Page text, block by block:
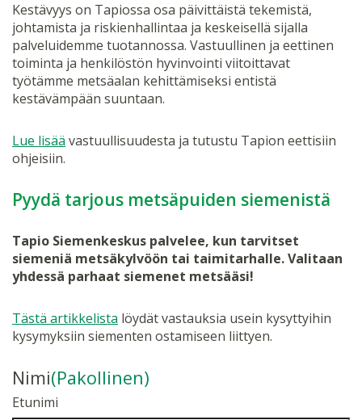
Kestävyys on Tapiossa osa päivittäistä tekemistä,
johtamista ja riskienhallintaa ja keskeisellä sijalla
palveluidemme tuotannossa. Vastuullinen ja eettinen
toiminta ja henkilöstön hyvinvointi viitoittavat
työtämme metsäalan kehittämiseksi entistä
kestävämpään suuntaan.
Lue lisää vastuullisuudesta ja tutustu Tapion eettisiin
ohjeisiin.
Pyydä tarjous metsäpuiden siemenistä
Tapio Siemenkeskus palvelee, kun tarvitset
siemeniä metsäkylvöön tai taimitarhalle. Valitaan
yhdessä parhaat siemenet metsääsi!
Tästä artikkelista löydät vastauksia usein kysyttyihin
kysymyksiin siementen ostamiseen liittyen.
Nimi(Pakollinen)
Etunimi